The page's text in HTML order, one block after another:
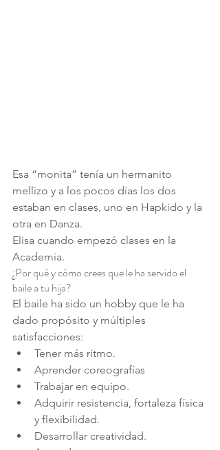
Esa “monita” tenía un hermanito
mellizo y a los pocos días los dos
estaban en clases, uno en Hapkido y la
otra en Danza.
Elisa cuando empezó clases en la
Academia.
¿Por qué y cómo crees que le ha servido el
baile a tu hija?
El baile ha sido un hobby que le ha
dado propósito y múltiples
satisfacciones:
Tener más ritmo.
Aprender coreografías
Trabajar en equipo.
Adquirir resistencia, fortaleza física
y flexibilidad.
Desarrollar creatividad.